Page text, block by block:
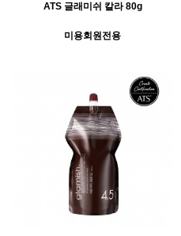
ATS 글래미쉬 칼라 80g
미용회원전용